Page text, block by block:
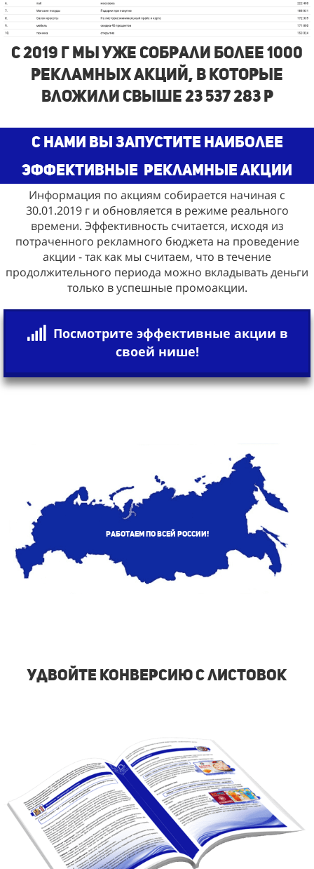
с 2019 г Мы Уже собрали более 1000
рекламных акций, в которые
вложили свыше 23 537 283 р
С нами Вы запустите наиболее
эффективные рекламные акции
Информация по акциям собирается начиная с
30.01.2019 г и обновляется в режиме реального
времени. Эффективность считается, исходя из
потраченного рекламного бюджета на проведение
акции - так как мы считаем, что в течение
продолжительного периода можно вкладывать деньги
только в успешные промоакции.
Посмотрите эффективные акции в
своей нише!
Работаем по всей России!
удвойте конверсию с листовок